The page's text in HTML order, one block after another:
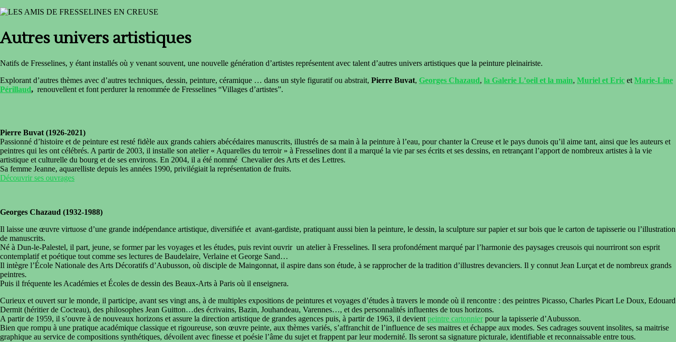
Autres univers artistiques
Natifs de Fresselines, y étant installés où y venant souvent, une nouvelle génération d’artistes représentent avec talent d’autres univers artistiques que la peinture pleinairiste.
Explorant d’autres thèmes avec d’autres techniques, dessin, peinture, céramique … dans un style figuratif ou abstrait, Pierre Buvat, Georges Chazaud, la Galerie L’oeil et la main, Muriel et Eric et Marie-Line
Périllaud, renouvellent et font perdurer la renommée de Fresselines “Villages d’artistes”.
Pierre Buvat (1926-2021)
Passionné d’histoire et de peinture est resté fidèle aux grands cahiers abécédaires manuscrits, illustrés de sa main à la peinture à l’eau, pour chanter la Creuse et le pays dunois qu’il aime tant, ainsi que les auteurs et
peintres qui les ont célébrés. A partir de 2003, il installe son atelier « Aquarelles du terroir » à Fresselines dont il a marqué la vie par ses écrits et ses dessins, en retrançant l’apport de nombreux artistes à la vie
artistique et culturelle du bourg et de ses environs. En 2004, il a été nommé Chevalier des Arts et des Lettres.
Sa femme Jeanne, aquarelliste depuis les années 1990, privilégiait la représentation de fruits.
Découvrir ses ouvrages
Georges Chazaud (1932-1988)
Il laisse une œuvre virtuose d’une grande indépendance artistique, diversifiée et avant-gardiste, pratiquant aussi bien la peinture, le dessin, la sculpture sur papier et sur bois que le carton de tapisserie ou l’illustration
de manuscrits.
Né à Dun-le-Palestel, il part, jeune, se former par les voyages et les études, puis revint ouvrir un atelier à Fresselines. Il sera profondément marqué par l’harmonie des paysages creusois qui nourriront son esprit
contemplatif et poétique tout comme ses lectures de Baudelaire, Verlaine et George Sand…
Il intègre l’École Nationale des Arts Décoratifs d’Aubusson, où disciple de Maingonnat, il aspire dans son étude, à se rapprocher de la tradition d’illustres devanciers. Il y connut Jean Lurçat et de nombreux grands
peintres.
Puis il fréquente les Académies et Écoles de dessin des Beaux-Arts à Paris où il enseignera.
Curieux et ouvert sur le monde, il participe, avant ses vingt ans, à de multiples expositions de peintures et voyages d’études à travers le monde où il rencontre : des peintres Picasso, Charles Picart Le Doux, Edouard
Dermit (héritier de Cocteau), des philosophes Jean Guitton…des écrivains, Bazin, Jouhandeau, Varennes…, et des personnalités influentes de tous horizons.
A partir de 1959, il s’ouvre à de nouveaux horizons et assure la direction artistique de grandes agences puis, à partir de 1963, il devient peintre cartonnier pour la tapisserie d’Aubusson.
Bien que rompu à une pratique académique classique et rigoureuse, son œuvre peinte, aux thèmes variés, s’affranchit de l’influence de ses maitres et échappe aux modes. Ses cadrages souvent insolites, sa maitrise
graphique au service de compositions synthétiques, dévoilent avec finesse et poésie l’âme du sujet et frappent par leur modernité. Ils seront sa signature picturale, identifiable et reconnaissable entre tous.